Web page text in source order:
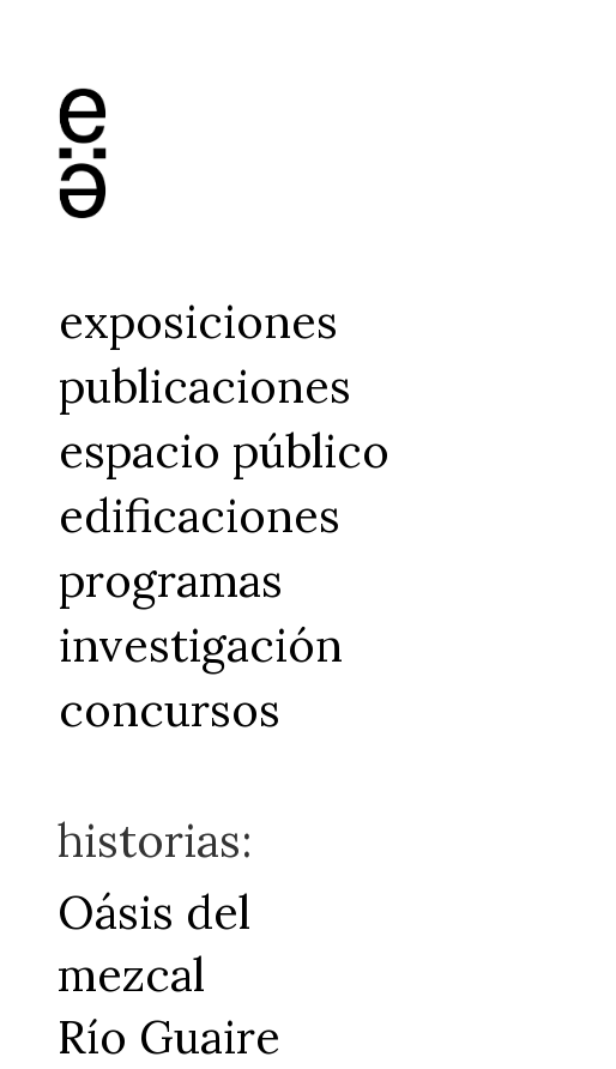
exposiciones
publicaciones
espacio público
edificaciones
programas
investigación
concursos
historias:
Oásis del
mezcal
Río Guaire